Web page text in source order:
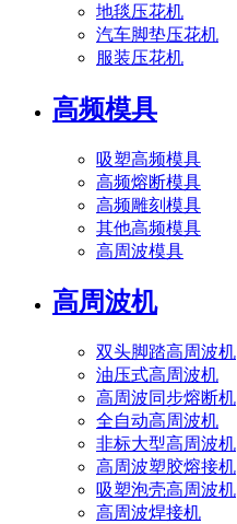
地毯压花机
汽车脚垫压花机
服装压花机
高频模具
吸塑高频模具
高频熔断模具
高频雕刻模具
其他高频模具
高周波模具
高周波机
双头脚踏高周波机
油压式高周波机
高周波同步熔断机
全自动高周波机
非标大型高周波机
高周波塑胶熔接机
吸塑泡壳高周波机
高周波焊接机